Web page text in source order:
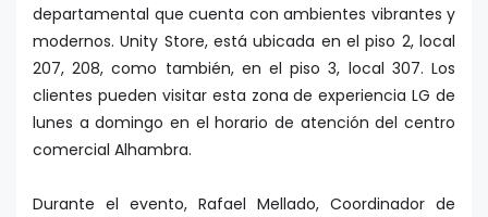
departamental que cuenta con ambientes vibrantes y
modernos. Unity Store, está ubicada en el piso 2, local
207, 208, como también, en el piso 3, local 307. Los
clientes pueden visitar esta zona de experiencia LG de
lunes a domingo en el horario de atención del centro
comercial Alhambra.
Durante el evento, Rafael Mellado, Coordinador de